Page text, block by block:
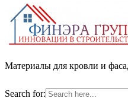
Материалы для кровли и
Search for: